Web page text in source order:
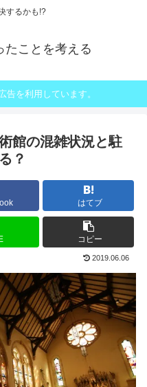
するかも!?
たことを考える
告を利用しています。
館の混雑状況と駐
？
はてブ
コピー
2019.06.06